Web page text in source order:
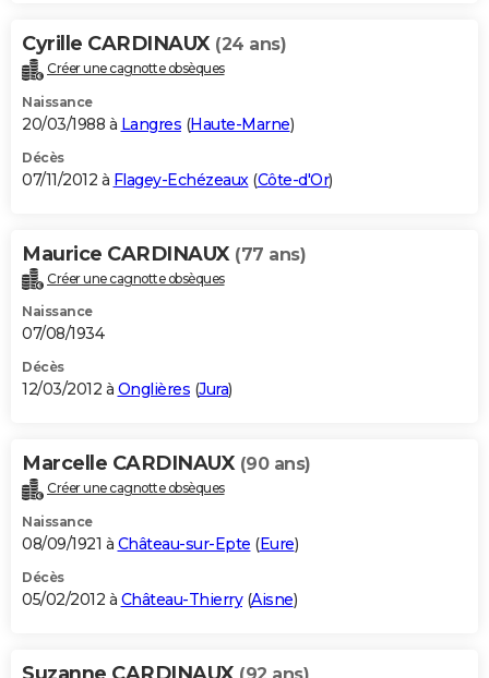
Cyrille CARDINAUX (24 ans)
Créer une cagnotte obsèques
Naissance
20/03/1988 à Langres (Haute-Marne)
Décès
07/11/2012 à Flagey-Echézeaux (Côte-d'Or)
Maurice CARDINAUX (77 ans)
Créer une cagnotte obsèques
Naissance
07/08/1934
Décès
12/03/2012 à Onglières (Jura)
Marcelle CARDINAUX (90 ans)
Créer une cagnotte obsèques
Naissance
08/09/1921 à Château-sur-Epte (Eure)
Décès
05/02/2012 à Château-Thierry(Aisne)